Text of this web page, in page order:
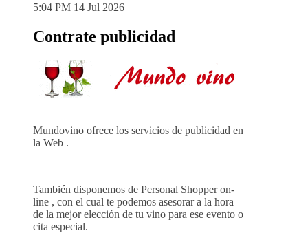
5:04 PM 14 Jul 2026
Contrate publicidad
Mundovino ofrece los servicios de publicidad en
la Web .
También disponemos de Personal Shopper on-
line , con el cual te podemos asesorar a la hora
de la mejor elección de tu vino para ese evento o
cita especial.